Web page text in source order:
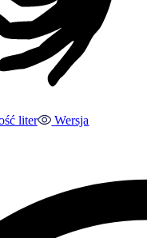
liter
Wersja